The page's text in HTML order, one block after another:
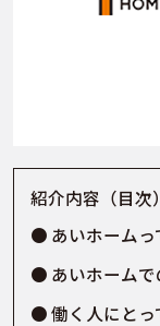
紹介内容（目次）
あいホーム
あいホーム
働く人にとっ